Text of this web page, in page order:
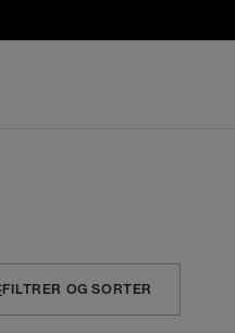
FILTRER OG SORTER